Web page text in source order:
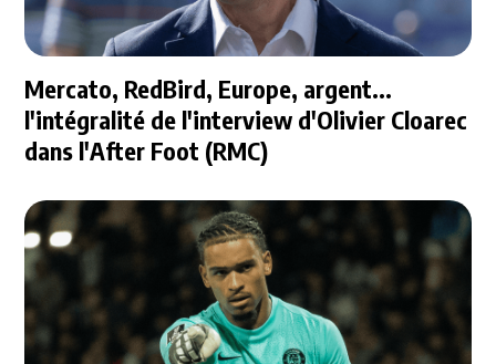
Mercato, RedBird, Europe, argent...
l'intégralité de l'interview d'Olivier Cloarec
dans l'After Foot (RMC)